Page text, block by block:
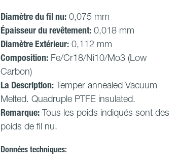
Diamètre du fil nu: 0,075 mm
Épaisseur du revêtement: 0,018 mm
Diamètre Extérieur: 0,112 mm
Composition: Fe/Cr18/Ni10/Mo3 (Low
Carbon)
La Description: Temper annealed Vacuum
Melted. Quadruple PTFE insulated.
Remarque: Tous les poids indiqués sont des
poids de fil nu.
Données techniques: